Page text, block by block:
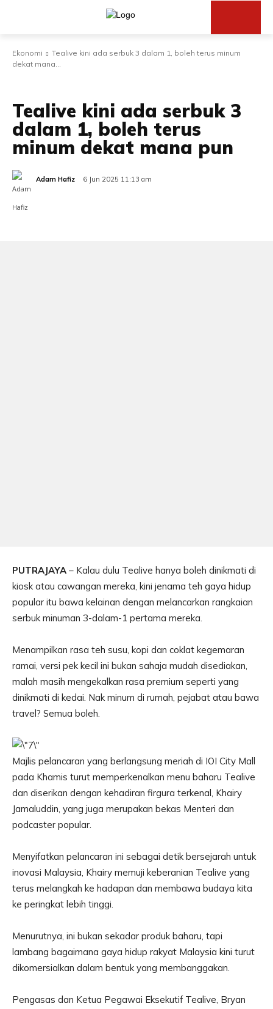
Ekonomi
Tealive kini ada serbuk 3 dalam 1, boleh terus minum
dekat mana...
Tealive kini ada serbuk 3
dalam 1, boleh terus
minum dekat mana pun
Adam Hafiz 6 Jun 2025 11:13 am
PUTRAJAYA – Kalau dulu Tealive hanya boleh dinikmati di
kiosk atau cawangan mereka, kini jenama teh gaya hidup
popular itu bawa kelainan dengan melancarkan rangkaian
serbuk minuman 3-dalam-1 pertama mereka.
Menampilkan rasa teh susu, kopi dan coklat kegemaran
ramai, versi pek kecil ini bukan sahaja mudah disediakan,
malah masih mengekalkan rasa premium seperti yang
dinikmati di kedai. Nak minum di rumah, pejabat atau bawa
travel? Semua boleh.
Majlis pelancaran yang berlangsung meriah di IOI City Mall
pada Khamis turut memperkenalkan menu baharu Tealive
dan diserikan dengan kehadiran firgura terkenal, Khairy
Jamaluddin, yang juga merupakan bekas Menteri dan
podcaster popular.
Menyifatkan pelancaran ini sebagai detik bersejarah untuk
inovasi Malaysia, Khairy memuji keberanian Tealive yang
terus melangkah ke hadapan dan membawa budaya kita
ke peringkat lebih tinggi.
Menurutnya, ini bukan sekadar produk baharu, tapi
lambang bagaimana gaya hidup rakyat Malaysia kini turut
dikomersialkan dalam bentuk yang membanggakan.
Pengasas dan Ketua Pegawai Eksekutif Tealive, Bryan